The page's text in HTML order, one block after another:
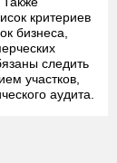
критериев
бизнеса,
следить
участков,
аудита.